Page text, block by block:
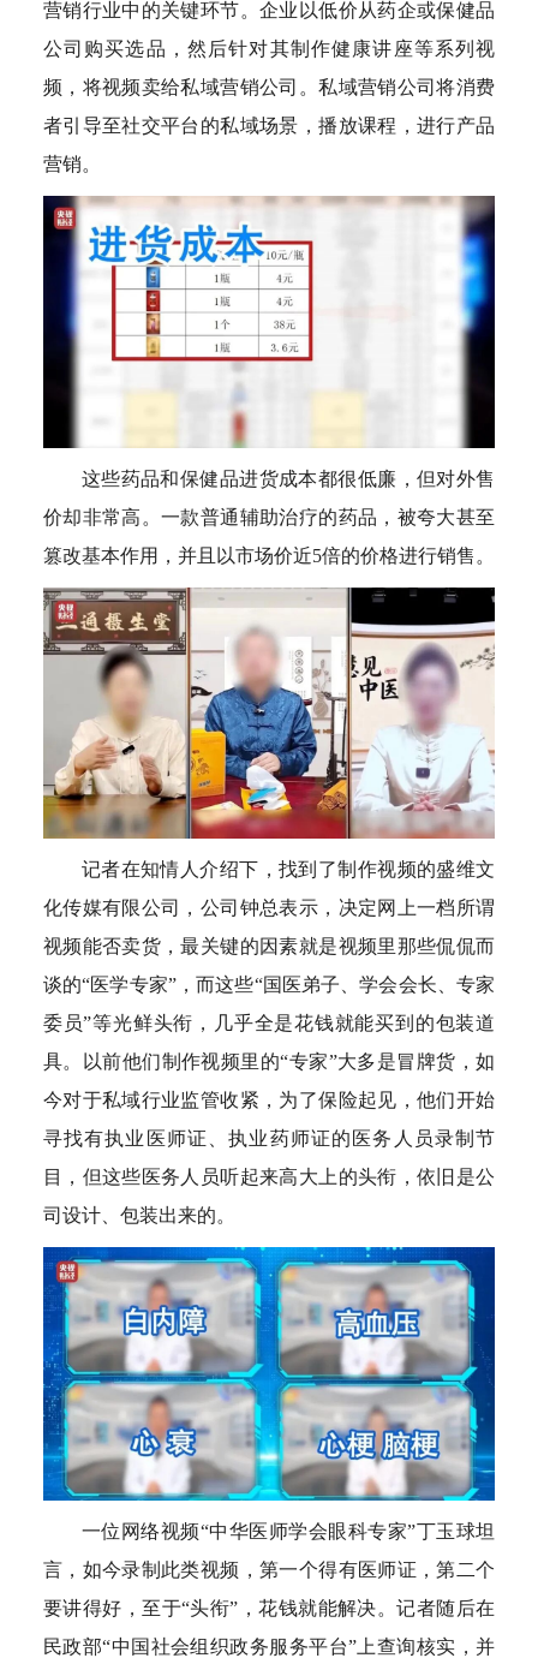
营销行业中的关键环节。企业以低价从药企或保健品
公司购买选品，然后针对其制作健康讲座等系列视
频，将视频卖给私域营销公司。私域营销公司将消费
者引导至社交平台的私域场景，播放课程，进行产品
营销。
这些药品和保健品进货成本都很低廉，但对外售
价却非常高。一款普通辅助治疗的药品，被夸大甚至
篡改基本作用，并且以市场价近5倍的价格进行销售。
记者在知情人介绍下，找到了制作视频的盛维文
化传媒有限公司，公司钟总表示，决定网上一档所谓
视频能否卖货，最关键的因素就是视频里那些侃侃而
谈的“医学专家”，而这些“国医弟子、学会会长、专家
委员”等光鲜头衔，几乎全是花钱就能买到的包装道
具。以前他们制作视频里的“专家”大多是冒牌货，如
今对于私域行业监管收紧，为了保险起见，他们开始
寻找有执业医师证、执业药师证的医务人员录制节
目，但这些医务人员听起来高大上的头衔，依旧是公
司设计、包装出来的。
一位网络视频“中华医师学会眼科专家”丁玉球坦
言，如今录制此类视频，第一个得有医师证，第二个
要讲得好，至于“头衔”，花钱就能解决。记者随后在
民政部“中国社会组织政务服务平台”上查询核实，并